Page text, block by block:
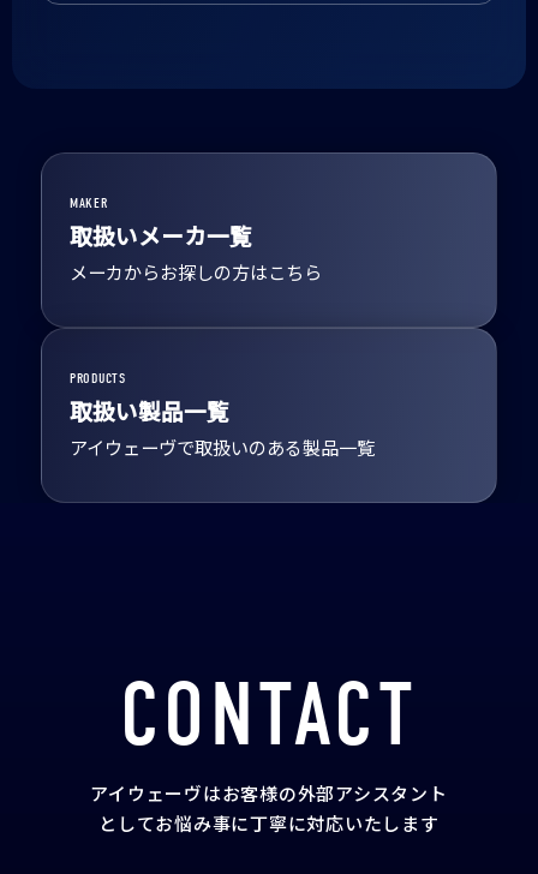
MAKER
取扱いメーカ一覧
メーカからお探しの方はこちら
PRODUCTS
取扱い製品一覧
アイウェーヴで取扱いのある製品一覧
CONTACT
アイウェーヴはお客様の外部アシスタント
としてお悩み事に丁寧に対応いたします